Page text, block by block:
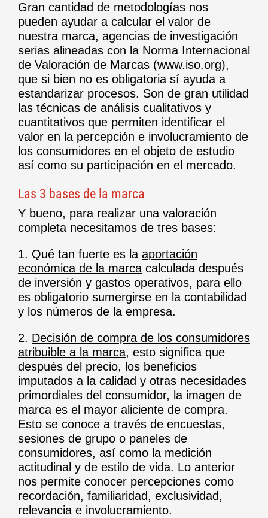
Gran cantidad de metodologías nos
pueden ayudar a calcular el valor de
nuestra marca, agencias de investigación
serias alineadas con la Norma Internacional
de Valoración de Marcas (www.iso.org),
que si bien no es obligatoria sí ayuda a
estandarizar procesos. Son de gran utilidad
las técnicas de análisis cualitativos y
cuantitativos que permiten identificar el
valor en la percepción e involucramiento de
los consumidores en el objeto de estudio
así como su participación en el mercado.
Las 3 bases de la marca
Y bueno, para realizar una valoración
completa necesitamos de tres bases:
1. Qué tan fuerte es la aportación
económica de la marcacalculada después
de inversión y gastos operativos, para ello
es obligatorio sumergirse en la contabilidad
y los números de la empresa.
2. Decisión de compra de los consumidores
atribuible a la marca, esto significa que
después del precio, los beneficios
imputados a la calidad y otras necesidades
primordiales del consumidor, la imagen de
marca es el mayor aliciente de compra.
Esto se conoce a través de encuestas,
sesiones de grupo o paneles de
consumidores, así como la medición
actitudinal y de estilo de vida. Lo anterior
nos permite conocer percepciones como
recordación, familiaridad, exclusividad,
relevancia e involucramiento.